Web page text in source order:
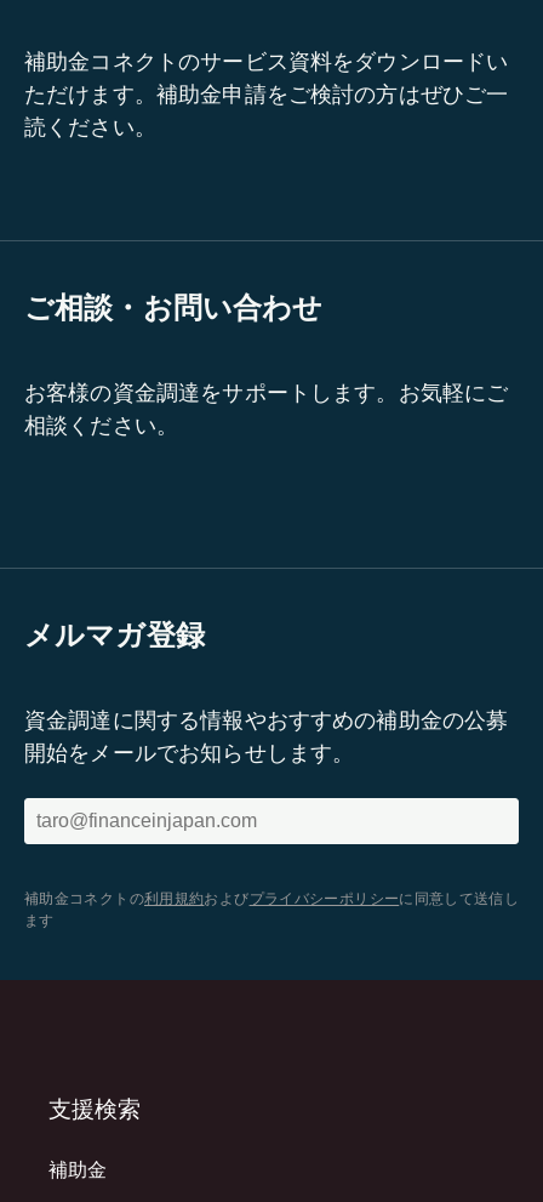
補助金コネクトのサービス資料をダウンロードい
ただけます。補助金申請をご検討の方はぜひご一
読ください。
ご相談・お問い合わせ
お客様の資金調達をサポートします。お気軽にご
相談ください。
メルマガ登録
資金調達に関する情報やおすすめの補助金の公募
開始をメールでお知らせします。
補助金コネクトの利用規約およびプライバシーポリシーに同意して送信し
ます
支援検索
補助金